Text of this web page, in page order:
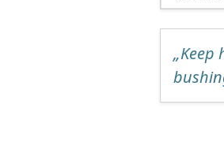
„Keep